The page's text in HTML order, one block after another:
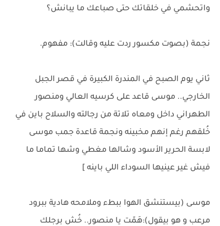
واتحشمي في خلقاتك حتى صباعك ما يبانش؟
نجمة (بصوت مكسور ردت عليه وقالت): مفهوم.
ثاني يوم الصبح في المندرة الكبيرة في قصر الجبل
الخارجي.. موسى قاعد على كرسيه العالي ومنصور
الطهراني داخل ومعاه تلاتة من رجالته والسلاح باين في
خُلقهم رغم إنهم مخبينه ونجمة قاعدة جمب موسى
لابسة الحرير الأسود وشالها مغطي وشها تماما ما
فيش غير عينيها السوداء اللي باينه ]
موسى (بيستنشق الهوا ببطء وملامحه هادية ببرود
مرعب و هو بيقول):هَمّت يا منصور.. خُش برجلك